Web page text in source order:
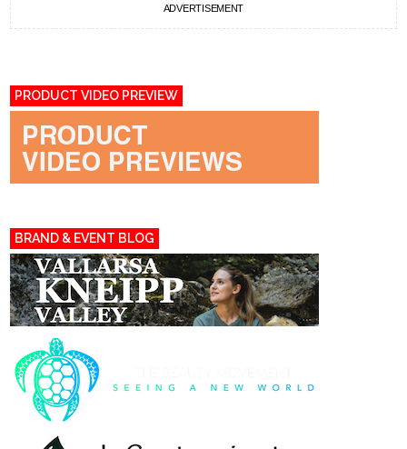
ADVERTISEMENT
PRODUCT VIDEO PREVIEW
BRAND & EVENT BLOG